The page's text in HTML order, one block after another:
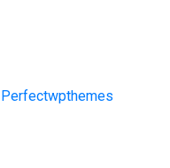
Perfectwpthemes